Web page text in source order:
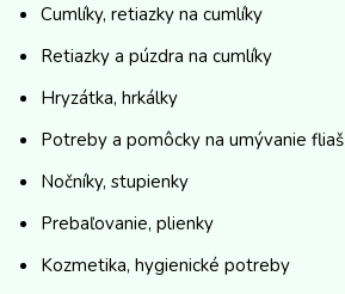
Cumlíky, retiazky na cumlíky
Retiazky a púzdra na cumlíky
Hryzátka, hrkálky
Potreby a pomôcky na umývanie fliaš
Nočníky, stupienky
Prebaľovanie, plienky
Kozmetika, hygienické potreby